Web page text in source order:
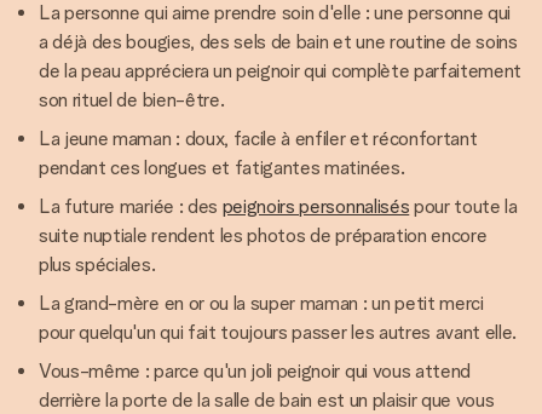
La personne qui aime prendre soin d'elle : une personne qui
a déjà des bougies, des sels de bain et une routine de soins
de la peau appréciera un peignoir qui complète parfaitement
son rituel de bien-être.
La jeune maman : doux, facile à enfiler et réconfortant
pendant ces longues et fatigantes matinées.
La future mariée : des peignoirs personnalisés pour toute la
suite nuptiale rendent les photos de préparation encore
plus spéciales.
La grand-mère en or ou la super maman : un petit merci
pour quelqu'un qui fait toujours passer les autres avant elle.
Vous-même : parce qu'un joli peignoir qui vous attend
derrière la porte de la salle de bain est un plaisir que vous